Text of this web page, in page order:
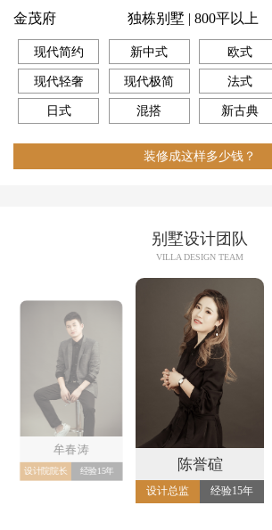
芙蓉山庄 独栋别墅 | 501-800平
现代简约 新中式 欧式
现代轻奢 现代极简 法式
日式 混搭 新古典
装修成这样多少钱？
别墅设计团队
VILLA DESIGN TEAM
陈誉碹
设计总监 经验15年 宫章
设计总监 经验16年